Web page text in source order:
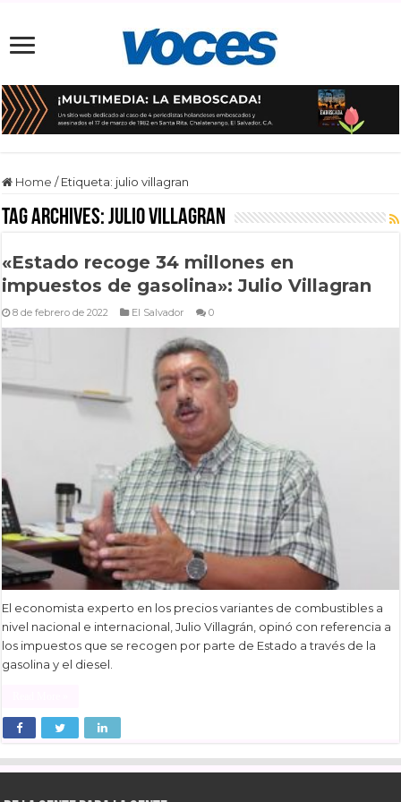
Home / Etiqueta: julio villagran
Tag Archives:julio villagran
«Estado recoge 34 millones en
impuestos de gasolina»: Julio Villagran
8 de febrero de 2022 El Salvador 0
El economista experto en los precios variantes de combustibles a
nivel nacional e internacional, Julio Villagrán, opinó con referencia a
los impuestos que se recogen por parte de Estado a través de la
gasolina y el diesel.